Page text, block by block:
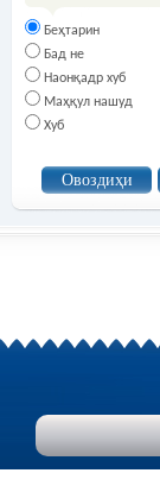
Беҳтарин
Бад не
Наонқадр хуб
Маҳқул нашуд
Хуб